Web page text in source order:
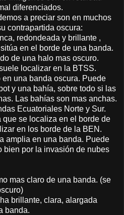
diferenciados.
a preciar son en muchos
contrapartida oscura:
redondeada y brillante ,
en el borde de una banda.
de una halo mas oscuro.
localizar en la BTSS.
una banda oscura. Puede
y una bahía, sobre todo si las
Las bahías son mas anchas.
Ecuatoriales Norte y Sur.
que se localiza en el borde de
en los borde de la BEN.
amplia en una banda. Puede
bien por la invasión de nubes
mas claro de una banda. (se
brillante, clara, alargada
banda.